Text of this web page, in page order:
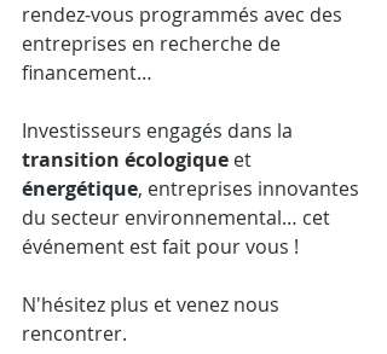
rendez-vous programmés avec des
entreprises en recherche de
financement…
Investisseurs engagés dans la
transition écologique et
énergétique, entreprises innovantes
du secteur environnemental… cet
événement est fait pour vous !
N'hésitez plus et venez nous
rencontrer.